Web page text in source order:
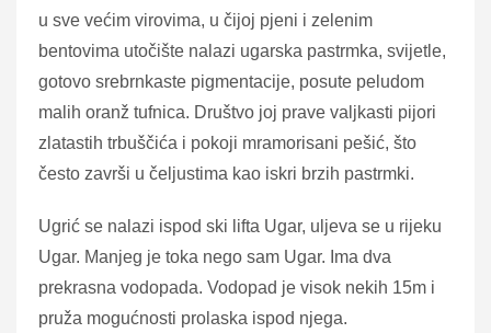
u sve većim virovima, u čijoj pjeni i zelenim
bentovima utočište nalazi ugarska pastrmka, svijetle,
gotovo srebrnkaste pigmentacije, posute peludom
malih oranž tufnica. Društvo joj prave valjkasti pijori
zlatastih trbuščića i pokoji mramorisani pešić, što
često završi u čeljustima kao iskri brzih pastrmki.
Ugrić se nalazi ispod ski lifta Ugar, uljeva se u rijeku
Ugar. Manjeg je toka nego sam Ugar. Ima dva
prekrasna vodopada. Vodopad je visok nekih 15m i
pruža mogućnosti prolaska ispod njega.